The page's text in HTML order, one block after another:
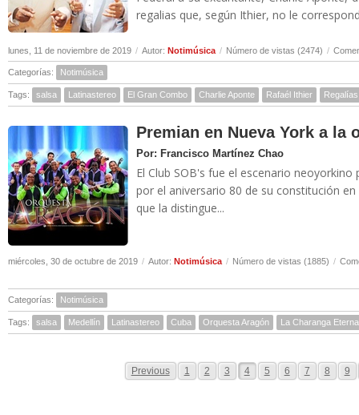
regalias que, según Ithier, no le
lunes, 11 de noviembre de 2019 / Autor: Notimúsica / Número de vistas (2474) /
Categorías: Notimúsica
Tags: salsa Latinastereo El Gran Combo Charlie Aponte Rafaél Ithier Regalías
Premian en Nueva York a la
Por: Francisco Martínez Chao
El Club SOB's fue el escenario
por el aniversario 80 de su constitución
que la distingue...
miércoles, 30 de octubre de 2019 / Autor: Notimúsica / Número de vistas (1885) /
Categorías: Notimúsica
Tags: salsa Medellín Latinastereo Cuba Orquesta Aragón La Charanga Eterna
Previous 1 2 3 4 5 6 7 8 9